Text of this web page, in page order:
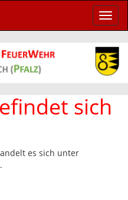
ein-/
sich
es sich unter